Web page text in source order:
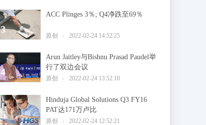
ACC Plinges 3％; Q4净跌至69％
原创 2022-02-24 14:52:25
3
Arun Jaitley与Bishnu Prasad Paudel举
行了双边会议
原创 2022-02-24 13:52:10
4
Hinduja Global Solutions Q3 FY16
PAT达171万卢比
原创 2022-02-24 12:52:21
5